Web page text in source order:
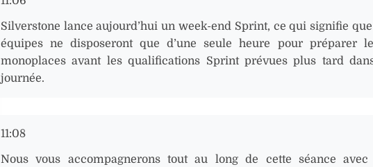
Silverstone lance aujourd’hui un week-end Sprint, ce qui signifie
équipes ne disposeront que d’une seule heure pour préparer
monoplaces avant les qualifications Sprint prévues plus tard
journée.
11:08
Nous vous accompagnerons tout au long de cette séance avec